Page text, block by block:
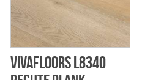
Vivafloors L8340